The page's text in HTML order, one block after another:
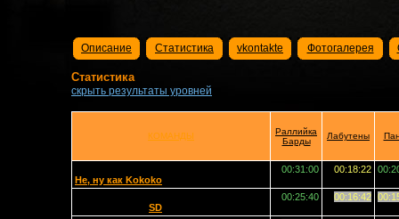
Описание Статистика vkontakte Фотогалерея
Статистика
скрыть результаты уровней
КОМАНДЫ
Раллийка
Барды
Лабутены
Не, ну как Kokoko
00:31:00 00:18:22
SD
00:25:40 00:16:42